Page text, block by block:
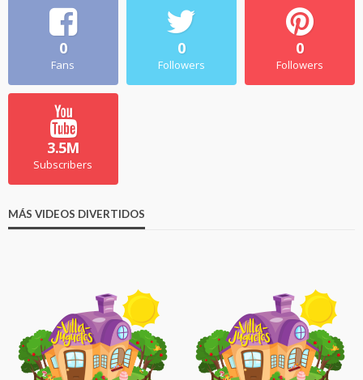
0
Fans
0
Followers
0
Followers
3.5M
Subscribers
MÁS VIDEOS DIVERTIDOS